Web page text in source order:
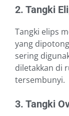
2. Tangki
Tangki elips
yang
sering
diletakkan di
tersembunyi.
3. Tangki